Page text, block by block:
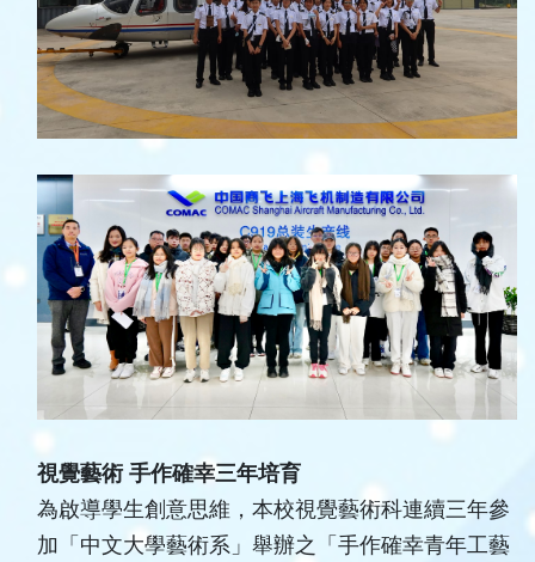
視覺藝術 手作確幸三年培育
為啟導學生創意思維，本校視覺藝術科連續三年參
加「中文大學藝術系」舉辦之「手作確幸青年工藝